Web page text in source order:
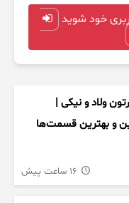
خود شوید
ولاد و نیکی |
و بهترین قسمت‌ها